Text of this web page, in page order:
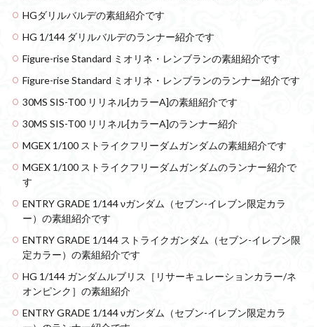
HGダリルバルデの素組紹介です
HG 1/144 ダリルバルデのランナー紹介です
Figure-rise Standard ミオリネ・レンブランの素組紹介です
Figure-rise Standard ミオリネ・レンブランのランナー紹介です
30MS SIS-T00 リリネル[カラーA]の素組紹介です
30MS SIS-T00 リリネル[カラーA]のランナー紹介
MGEX 1/100 ストライクフリーダムガンダムの素組紹介です
MGEX 1/100 ストライクフリーダムガンダムのランナー紹介で
す
ENTRY GRADE 1/144 νガンダム（セブン-イレブン限定カラ
ー）の素組紹介です
ENTRY GRADE 1/144 ストライクガンダム（セブン-イレブン限
定カラー）の素組紹介です
HG 1/144 ガンダムルブリス［リサーキュレーションカラー/ネ
オンピンク］の素組紹介
ENTRY GRADE 1/144 νガンダム（セブン-イレブン限定カラ